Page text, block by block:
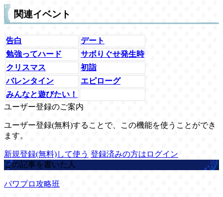
関連イベント
告白
デート
勉強ってハード
サボりぐせ発生時
クリスマス
初詣
バレンタイン
エピローグ
みんなと遊びたい！
ユーザー登録のご案内
ユーザー登録(無料)することで、この機能を使うことができ
ます。
新規登録(無料)して使う 登録済みの方はログイン
この記事を書いた人
パワプロ攻略班